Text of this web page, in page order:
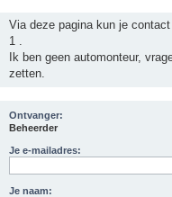
Via deze pagina kun je
1 .
Ik ben geen automonteur,
zetten.
Ontvanger:
Beheerder
Je e-mailadres:
Je naam: